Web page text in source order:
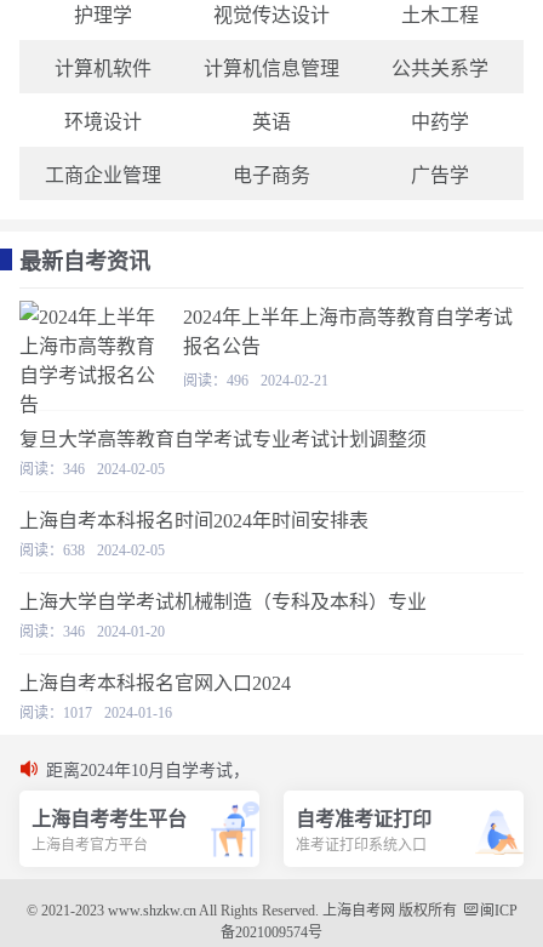
护理学 视觉传达设计 土木工程
计算机软件 计算机信息管理 公共关系学
环境设计 英语 中药学
工商企业管理 电子商务 广告学
最新自考资讯
2024年上半年上海市高等教育自学考试
报名公告
阅读：496 2024-02-21
复旦大学高等教育自学考试专业考试计划调整须
阅读：346 2024-02-05
上海自考本科报名时间2024年时间安排表
阅读：638 2024-02-05
上海大学自学考试机械制造（专科及本科）专业
阅读：346 2024-01-20
上海自考本科报名官网入口2024
阅读：1017 2024-01-16
距离2024年10月自学考试，
上海自考考生平台
上海自考官方平台
自考准考证打印
准考证打印系统入口
© 2021-2023 www.shzkw.cnAll Rights Reserved. 上海自考网 版权所有
闽ICP
备2021009574号